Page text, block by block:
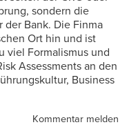
sondern die
Bank. Die Finma
Ort hin und ist
viel Formalismus und
Assessments an den
Business
Kommentar melden